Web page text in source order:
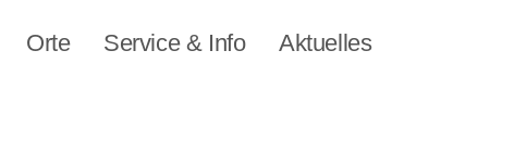
Orte Service & Info Aktuelles